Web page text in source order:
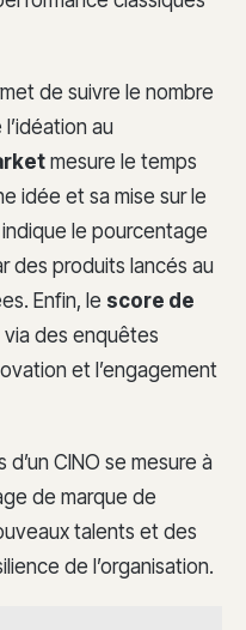
de suivre le nombre
au
mesure le temps
idée et sa mise sur le
indique le pourcentage
des produits lancés au
Enfin, le score de
via des enquêtes
et l’engagement
CINO se mesure à
de marque de
talents et des
de l’organisation.